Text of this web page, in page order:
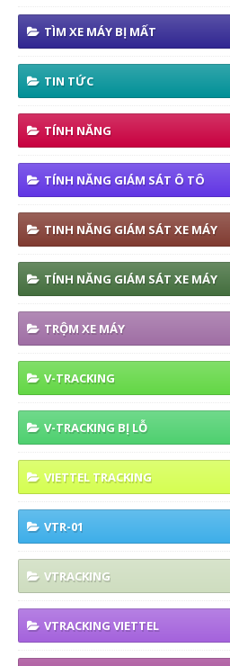
TÌM XE MÁY BỊ MẤT
TIN TỨC
TÍNH NĂNG
TÍNH NĂNG GIÁM SÁT Ô TÔ
TINH NĂNG GIÁM SÁT XE MÁY
TÍNH NĂNG GIÁM SÁT XE MÁY
TRỘM XE MÁY
V-TRACKING
V-TRACKING BỊ LỖ
VIETTEL TRACKING
VTR-01
VTRACKING
VTRACKING VIETTEL